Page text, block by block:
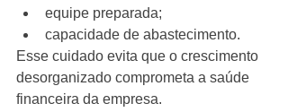
equipe preparada;
capacidade de abastecimento.
Esse cuidado evita que o crescimento
desorganizado comprometa a saúde
financeira da empresa.